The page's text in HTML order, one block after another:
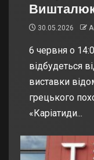
Вишталюк
30.05.2026
6 червня о
відбудеться
виставки
грецького
«Каріатиди...